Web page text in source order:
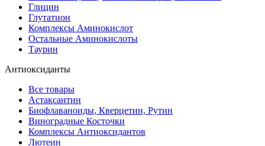
Глицин
Глутатион
Комплексы Аминокислот
Остальные Аминокислоты
Таурин
Антиоксиданты
Все товары
Астаксантин
Биофлаваноиды, Кверцетин, Рутин
Виноградные Косточки
Комплексы Антиоксидантов
Лютеин